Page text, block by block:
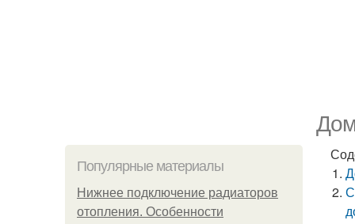
Популярные материалы
Нижнее подключение радиаторов
отопления. Особенности